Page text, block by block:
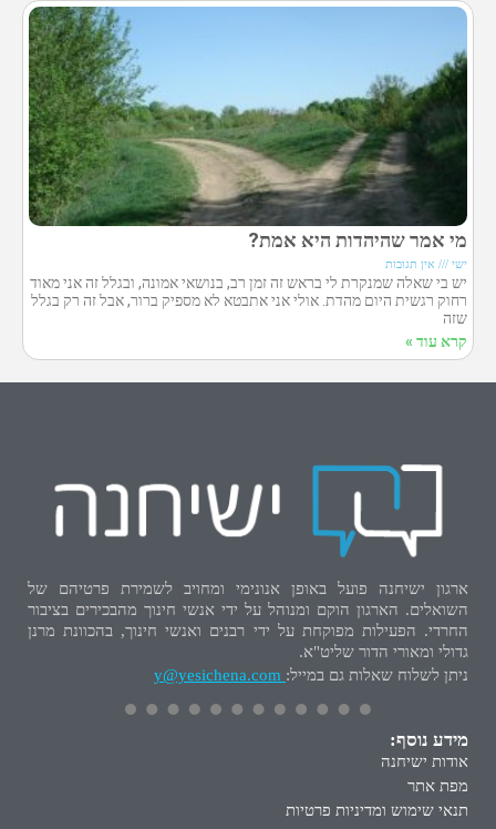
מי אמר שהיהדות היא אמת?
ישי אין תגובות
יש בי שאלה שמנקרת לי בראש זה זמן רב, בנושאי אמונה, ובגלל זה אני מאוד
רחוק רגשית היום מהדת. אולי אני אתבטא לא מספיק ברור, אבל זה רק בגלל
שזה
קרא עוד »
ארגון ישיחנה פועל באופן אנונימי ומחויב לשמירת פרטיהם של
השואלים. הארגון הוקם ומנוהל על ידי אנשי חינוך מהבכירים בציבור
החרדי. הפעילות מפוקחת על ידי רבנים ואנשי חינוך, בהכוונת מרנן
גדולי ומאורי הדור שליט"א.
ניתן לשלוח שאלות גם במייל: y@yesichena.com
מידע נוסף:
אודות ישיחנה
מפת אתר
תנאי שימוש ומדיניות פרטיות